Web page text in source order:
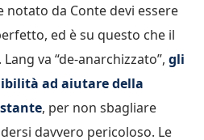
notato da Conte devi essere
ed è su questo che il
va “de-anarchizzato”, gli
ad aiutare della
, per non sbagliare
davvero pericoloso. Le